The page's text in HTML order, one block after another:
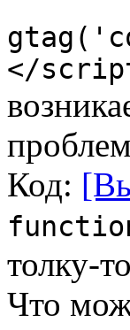
</
Код:
толку-
Что